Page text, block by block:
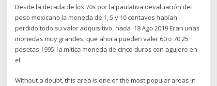
Desde la decada de los 70s por la paulativa devaluación del
peso mexicano la moneda de 1, 5 y 10 centavos habían
perdido todo su valor adquisitivo, nada 18 Ago 2019 Eran unas
monedas muy grandes, que ahora pueden valer 60 o 70 25
pesetas 1995: la mítica moneda de cinco duros con agujero en
el
Without a doubt, this area is one of the most popular areas in